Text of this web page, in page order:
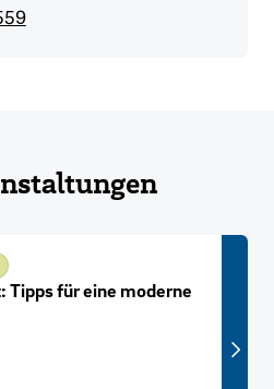
für eine moderne